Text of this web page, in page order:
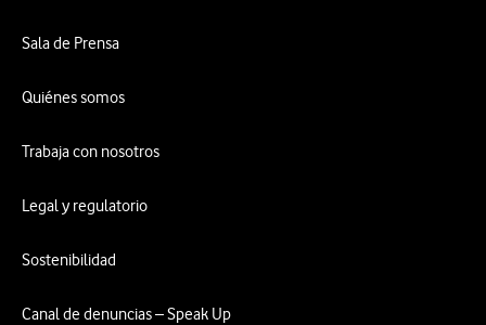
Sala de Prensa
Quiénes somos
Trabaja con nosotros
Legal y regulatorio
Sostenibilidad
Canal de denuncias – Speak Up